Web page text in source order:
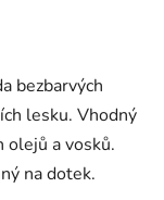
bezbarvých
lesku. Vhodný
olejů a vosků.
na dotek.